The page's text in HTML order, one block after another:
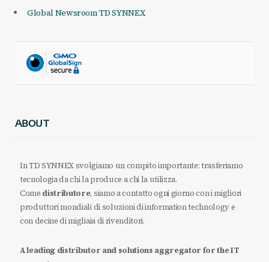
Global Newsroom TD SYNNEX
ABOUT
In TD SYNNEX svolgiamo un compito importante: trasferiamo
tecnologia da chi la produce a chi la utilizza.
Come distributore, siamo a contatto ogni giorno con i migliori
produttori mondiali di soluzioni di information technology e
con decine di migliaia di rivenditori.
A leading distributor and solutions aggregator for the IT